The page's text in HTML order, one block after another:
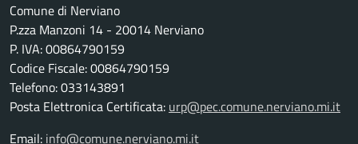
Comune di Nerviano
P.zza Manzoni 14 - 20014 Nerviano
P. IVA: 00864790159
Codice Fiscale: 00864790159
Telefono: 033143891
Posta Elettronica Certificata: urp@pec.comune.nerviano.mi.it
Email: info@comune.nerviano.mi.it